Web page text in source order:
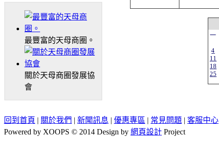
最豐富的天母商圈。
關於天母商圈發展協
會
一
4
11
18
25
回到首頁 | 關於我們 | 新聞訊息 | 優惠專區 | 常見問題 | 客服中心
Powered by XOOPS © 2014 Design by 網頁設計 Project